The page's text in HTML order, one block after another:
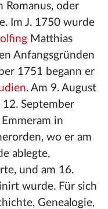
Romanus, oder
Im J. 1750 wurde
Matthias
Anfangsgründen
1751 begann er
. Am 9. August
September
in
wo er am
ablegte,
und am 16.
wurde. Für sich
Genealogie,